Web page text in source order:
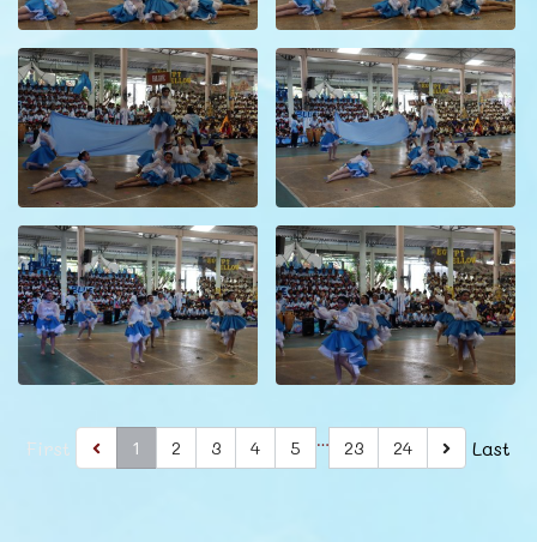
First 1 2 3 4 5 … 23 24 Last